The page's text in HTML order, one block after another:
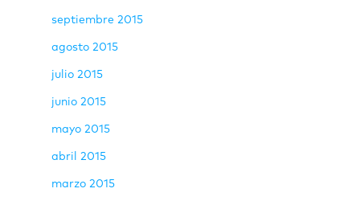
septiembre 2015
agosto 2015
julio 2015
junio 2015
mayo 2015
abril 2015
marzo 2015